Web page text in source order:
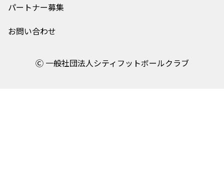
パートナー募集
お問い合わせ
Ⓒ 一般社団法人シティフットボールクラブ